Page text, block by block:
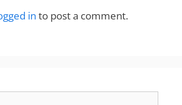
in to post a comment.